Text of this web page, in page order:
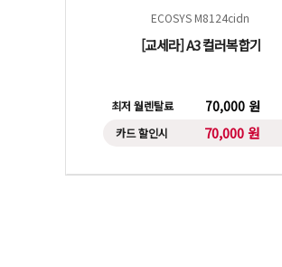
ECOSYS M8124cidn
[교세라] A3 컬러복합기
최저 월렌탈료 70,000 원
카드 할인시 70,000 원